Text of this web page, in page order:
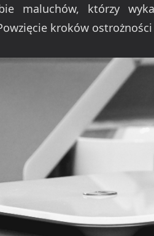
maluchów, którzy
kroków